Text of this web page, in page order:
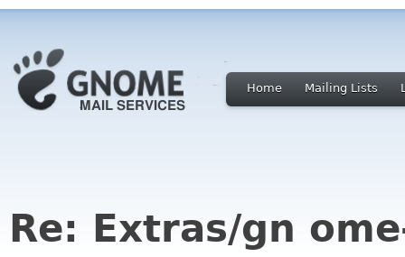
Home Mailing Lists
Re: Extras/gn